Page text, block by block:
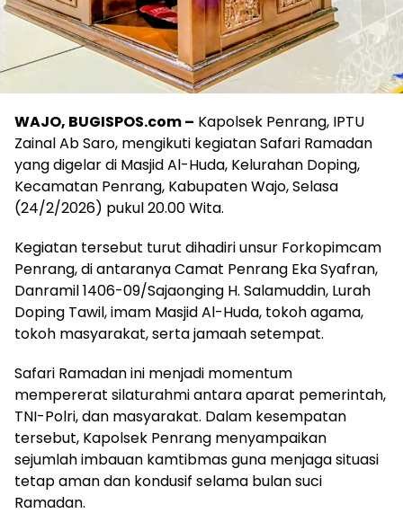
WAJO, BUGISPOS.com – Kapolsek Penrang, IPTU
Zainal Ab Saro, mengikuti kegiatan Safari Ramadan
yang digelar di Masjid Al-Huda, Kelurahan Doping,
Kecamatan Penrang, Kabupaten Wajo, Selasa
(24/2/2026) pukul 20.00 Wita.
Kegiatan tersebut turut dihadiri unsur Forkopimcam
Penrang, di antaranya Camat Penrang Eka Syafran,
Danramil 1406-09/Sajaonging H. Salamuddin, Lurah
Doping Tawil, imam Masjid Al-Huda, tokoh agama,
tokoh masyarakat, serta jamaah setempat.
Safari Ramadan ini menjadi momentum
mempererat silaturahmi antara aparat pemerintah,
TNI-Polri, dan masyarakat. Dalam kesempatan
tersebut, Kapolsek Penrang menyampaikan
sejumlah imbauan kamtibmas guna menjaga situasi
tetap aman dan kondusif selama bulan suci
Ramadan.